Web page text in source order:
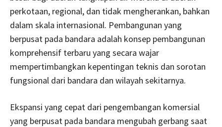
perkotaan, regional, dan tidak mengherankan, bahkan
dalam skala internasional. Pembangunan yang
berpusat pada bandara adalah konsep pembangunan
komprehensif terbaru yang secara wajar
mempertimbangkan kepentingan teknis dan sorotan
fungsional dari bandara dan wilayah sekitarnya.
Ekspansi yang cepat dari pengembangan komersial
yang berpusat pada bandara mengubah gerbang saat